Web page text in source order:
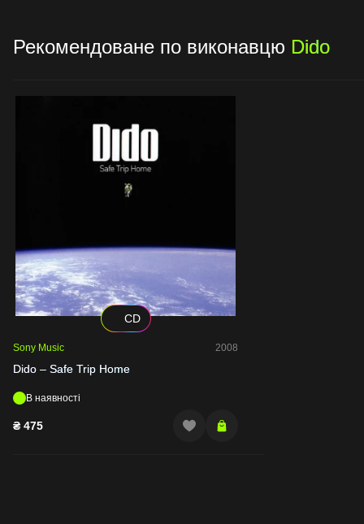
Рекомендоване по виконавцю Dido
CD
Sony Music 2008
Dido – Safe Trip Home
В наявності
₴ 475